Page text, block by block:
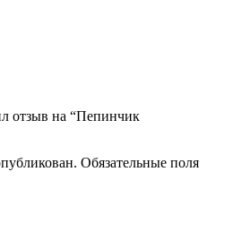
отзыв на “Пепинчик
Обязательные поля